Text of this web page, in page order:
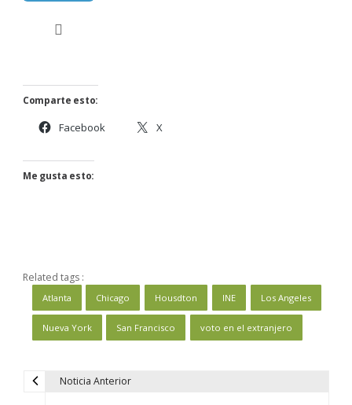
Comparte esto:
Facebook X
Me gusta esto:
Related tags :
Atlanta Chicago Housdton INE Los Angeles
Nueva York San Francisco voto en el extranjero
N Noticia Anterior